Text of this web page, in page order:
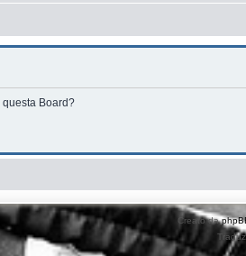
Board?
Creato da